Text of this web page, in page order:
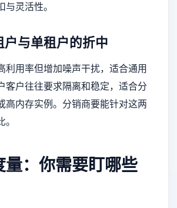
灵活性。
户与单租户的折中
利用率但增加噪声干扰，适合通用
客户往往要求隔离和稳定，适合分
高内存实例。分销商要能针对这两
量：你需要盯哪些